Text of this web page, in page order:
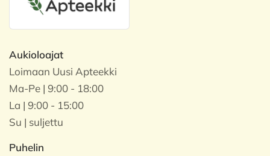
Aukioloajat
Loimaan Uusi Apteekki
Ma-Pe | 9:00 - 18:00
La | 9:00 - 15:00
Su | suljettu
Puhelin